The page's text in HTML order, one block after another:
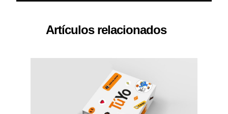
Artículos relacionados